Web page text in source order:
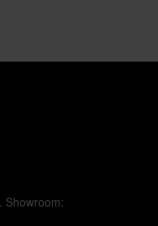
Showroom: